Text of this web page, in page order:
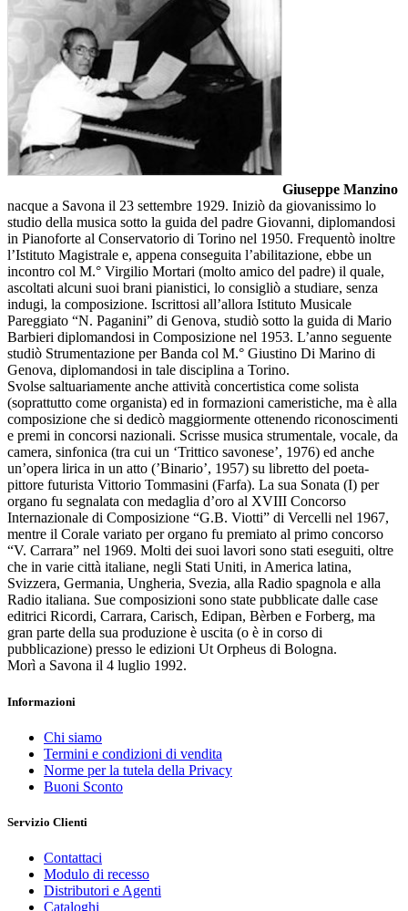
Giuseppe Manzino
nacque a Savona il 23 settembre 1929. Iniziò da giovanissimo lo
studio della musica sotto la guida del padre Giovanni, diplomandosi
in Pianoforte al Conservatorio di Torino nel 1950. Frequentò inoltre
l’Istituto Magistrale e, appena conseguita l’abilitazione, ebbe un
incontro col M.° Virgilio Mortari (molto amico del padre) il quale,
ascoltati alcuni suoi brani pianistici, lo consigliò a studiare, senza
indugi, la composizione. Iscrittosi all’allora Istituto Musicale
Pareggiato “N. Paganini” di Genova, studiò sotto la guida di Mario
Barbieri diplomandosi in Composizione nel 1953. L’anno seguente
studiò Strumentazione per Banda col M.° Giustino Di Marino di
Genova, diplomandosi in tale disciplina a Torino.
Svolse saltuariamente anche attività concertistica come solista
(soprattutto come organista) ed in formazioni cameristiche, ma è alla
composizione che si dedicò maggiormente ottenendo riconoscimenti
e premi in concorsi nazionali. Scrisse musica strumentale, vocale, da
camera, sinfonica (tra cui un ‘Trittico savonese’, 1976) ed anche
un’opera lirica in un atto (’Binario’, 1957) su libretto del poeta-
pittore futurista Vittorio Tommasini (Farfa). La sua Sonata (I) per
organo fu segnalata con medaglia d’oro al XVIII Concorso
Internazionale di Composizione “G.B. Viotti” di Vercelli nel 1967,
mentre il Corale variato per organo fu premiato al primo concorso
“V. Carrara” nel 1969. Molti dei suoi lavori sono stati eseguiti, oltre
che in varie città italiane, negli Stati Uniti, in America latina,
Svizzera, Germania, Ungheria, Svezia, alla Radio spagnola e alla
Radio italiana. Sue composizioni sono state pubblicate dalle case
editrici Ricordi, Carrara, Carisch, Edipan, Bèrben e Forberg, ma
gran parte della sua produzione è uscita (o è in corso di
pubblicazione) presso le edizioni Ut Orpheus di Bologna.
Morì a Savona il 4 luglio 1992.
Informazioni
Chi siamo
Termini e condizioni di vendita
Norme per la tutela della Privacy
Buoni Sconto
Servizio Clienti
Contattaci
Modulo di recesso
Distributori e Agenti
Cataloghi